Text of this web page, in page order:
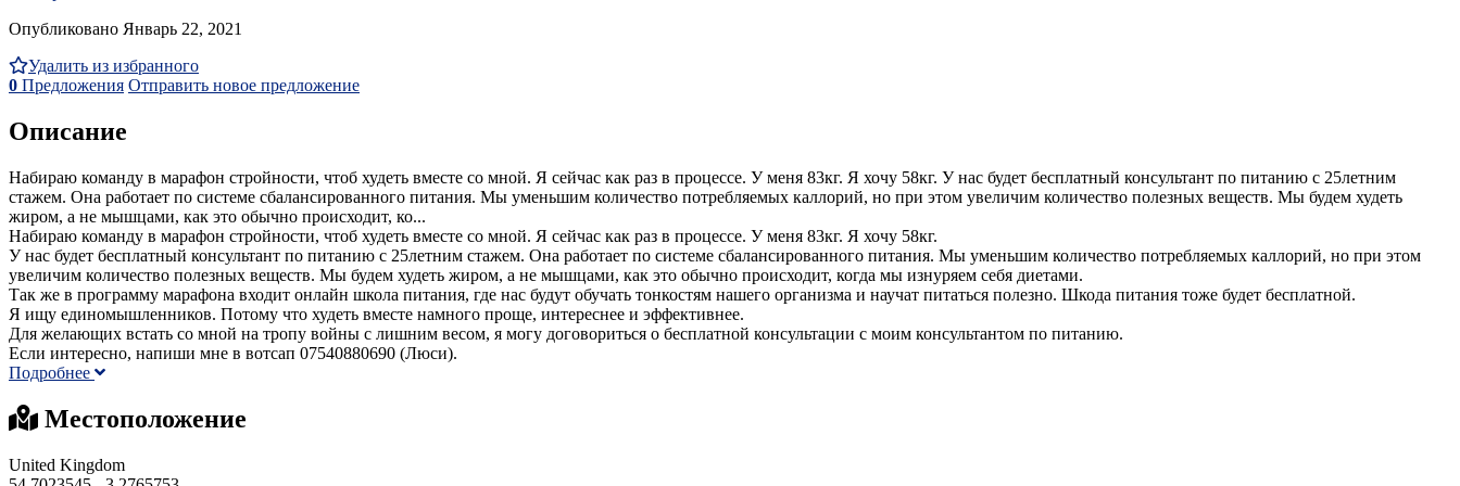
Опубликовано Январь 22, 2021
Удалить из избранного
0 Предложения Отправить новое предложение
Описание
Набираю команду в марафон стройности, чтоб худеть вместе со мной. Я сейчас как раз в процессе. У меня 83кг. Я хочу 58кг. У нас будет бесплатный консультант по питанию с 25летним
стажем. Она работает по системе сбалансированного питания. Мы уменьшим количество потребляемых каллорий, но при этом увеличим количество полезных веществ. Мы будем худеть
жиром, а не мышцами, как это обычно происходит, ко...
Набираю команду в марафон стройности, чтоб худеть вместе со мной. Я сейчас как раз в процессе. У меня 83кг. Я хочу 58кг.
У нас будет бесплатный консультант по питанию с 25летним стажем. Она работает по системе сбалансированного питания. Мы уменьшим количество потребляемых каллорий, но при этом
увеличим количество полезных веществ. Мы будем худеть жиром, а не мышцами, как это обычно происходит, когда мы изнуряем себя диетами.
Так же в программу марафона входит онлайн школа питания, где нас будут обучать тонкостям нашего организма и научат питаться полезно. Шкода питания тоже будет бесплатной.
Я ищу единомышленников. Потому что худеть вместе намного проще, интереснее и эффективнее.
Для желающих встать со мной на тропу войны с лишним весом, я могу договориться о бесплатной консультации с моим консультантом по питанию.
Если интересно, напиши мне в вотсап 07540880690 (Люси).
Подробнее
Местоположение
United Kingdom